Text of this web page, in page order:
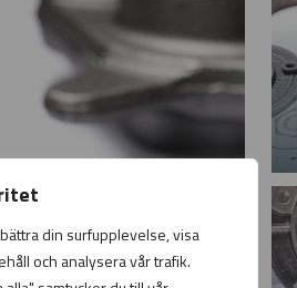
din surfupplevelse, visa
och analysera vår trafik.